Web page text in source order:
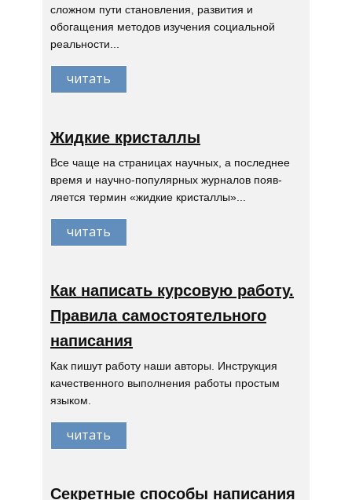
сложном пути становления, развития и
обогащения методов изучения социальной
реальности...
читать
Жидкие кристаллы
Все чаще на страницах научных, а последнее
время и научно-популярных журналов появ-
ляется термин «жидкие кристаллы»...
читать
Как написать курсовую работу.
Правила самостоятельного
написания
Как пишут работу наши авторы. Инструкция
качественного выполнения работы простым
языком.
читать
Секретные способы написания